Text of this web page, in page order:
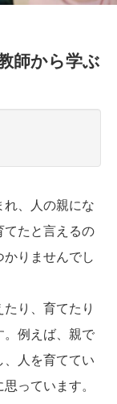
師から学ぶ
れ、人の親にな
てたと言えるの
りませんでし
り、育てたり
。例えば、親で
、人を育ててい
っています。